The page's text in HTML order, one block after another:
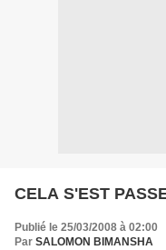
CELA S'EST
Publié le 25/03/2008 à 02:00
Par SALOMON BIMANSHA